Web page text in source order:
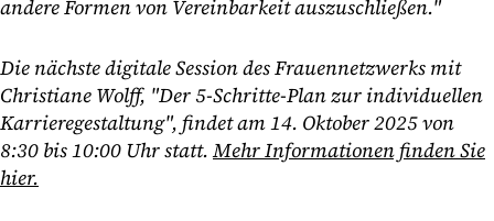
andere Formen von Vereinbarkeit auszuschließen."
Die nächste digitale Session des Frauennetzwerks mit
Christiane Wolff, "Der 5-Schritte-Plan zur individuellen
Karrieregestaltung", findet am 14. Oktober 2025 von
8:30 bis 10:00 Uhr statt.Mehr Informationen finden Sie
hier.